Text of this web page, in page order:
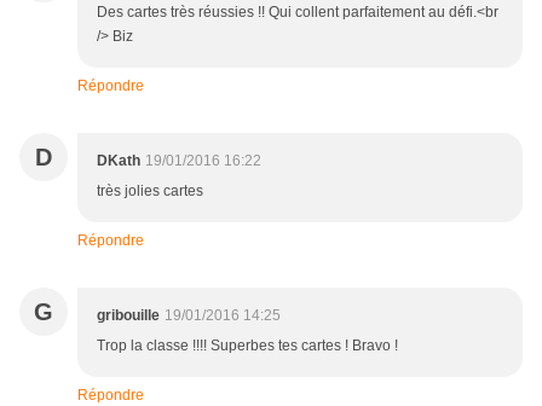
Des cartes très réussies !! Qui collent parfaitement au défi.<br
/> Biz
Répondre
D DKath 19/01/2016 16:22
très jolies cartes
Répondre
G gribouille 19/01/2016 14:25
Trop la classe !!!! Superbes tes cartes ! Bravo !
Répondre